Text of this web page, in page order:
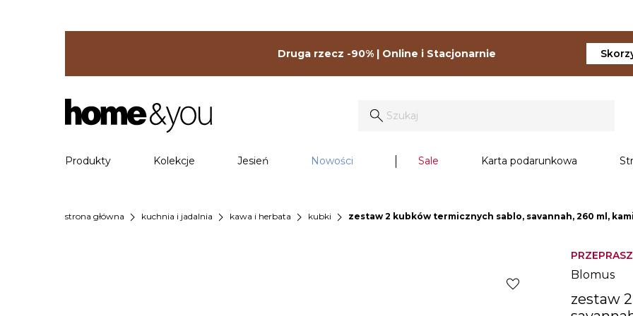
Druga rzecz -90% | Online i Stacjonarnie
Produkty Kolekcje Jesień Nowości Sale Karta podarunkowa
strona główna chevron_right kuchnia i jadalnia chevron_right kawa i herbata chevron_right kubki chevron_right zestaw 2 kubków termicznych sablo, savannah, 260 ml,
Blomus
zestaw
favorite